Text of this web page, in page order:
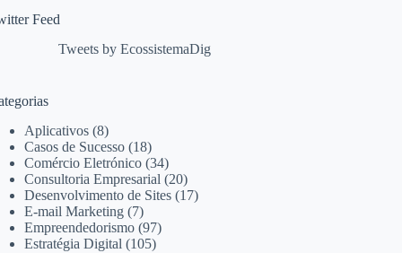
Feed
Tweets by EcossistemaDig
Aplicativos (8)
Casos de Sucesso (18)
Comércio Eletrónico (34)
Consultoria Empresarial (20)
Desenvolvimento de Sites (17)
E-mail Marketing (7)
Empreendedorismo (97)
Estratégia Digital (105)